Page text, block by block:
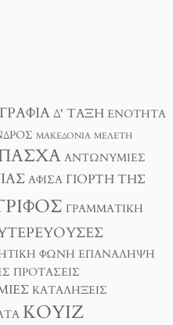
Δ' ΤΆΞΗ ΕΝΌΤΗΤΑ
ΜΑΚΕΔΟΝΊΑ ΜΕΛΈΤΗ
ΑΝΤΩΝΥΜΊΕΣ
ΑΦΊΣΑ ΓΙΟΡΤΉ ΤΗΣ
ΓΡΑΜΜΑΤΙΚΉ
ΦΩΝΉ ΕΠΑΝΆΛΗΨΗ
ΠΡΟΤΆΣΕΙΣ
ΚΑΤΑΛΉΞΕΙΣ
ΚΟΥΊΖ